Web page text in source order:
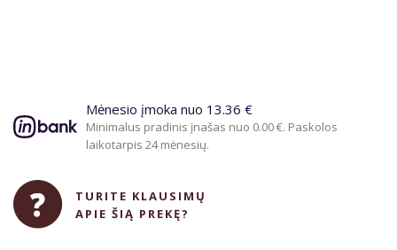
Mėnesio įmoka nuo 13.36 €
Minimalus pradinis įnašas nuo 0.00 €. Paskolos
laikotarpis 24 mėnesių.
TURITE KLAUSIMŲ
APIE ŠIĄ PREKĘ?